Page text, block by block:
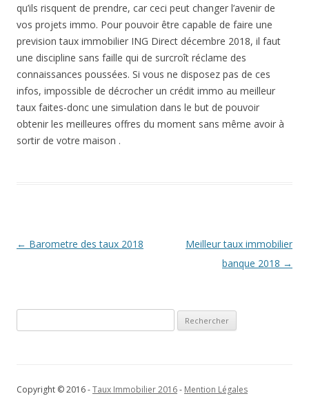
qu’ils risquent de prendre, car ceci peut changer l’avenir de
vos projets immo. Pour pouvoir être capable de faire une
prevision taux immobilier ING Direct décembre 2018, il faut
une discipline sans faille qui de surcroît réclame des
connaissances poussées. Si vous ne disposez pas de ces
infos, impossible de décrocher un crédit immo au meilleur
taux faites-donc une simulation dans le but de pouvoir
obtenir les meilleures offres du moment sans même avoir à
sortir de votre maison .
Navigation
← Barometre des taux 2018
Meilleur taux immobilier
banque 2018 →
Copyright © 2016 -Taux Immobilier 2016- Mention Légales